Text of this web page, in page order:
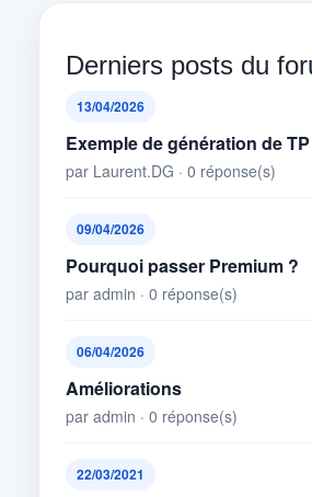
Derniers posts du
13/04/2026
Exemple de génération de TP
par Laurent.DG · 0 réponse(s)
09/04/2026
Pourquoi passer Premium ?
par admin · 0 réponse(s)
06/04/2026
Améliorations
par admin · 0 réponse(s)
22/03/2021